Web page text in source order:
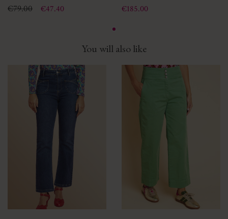
Price
Regular price
€79.00 €47.40 Price
€185.00
You will also like